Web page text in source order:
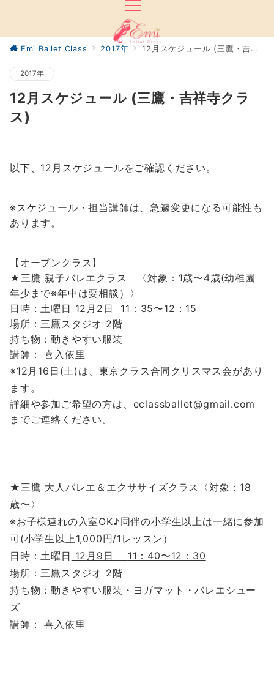
Emi Ballet Class 2017年 12月スケジュール (三鷹・吉祥寺クラス)
2017年
12月スケジュール (三鷹・吉祥寺クラ
ス)
以下、12月スケジュールをご確認ください。
※スケジュール・担当講師は、急遽変更になる可能性も
あります。
【オープンクラス】
★三鷹 親子バレエクラス 〈対象：1歳〜4歳(幼稚園
年少まで※年中は要相談）〉
日時：土曜日 12 月2日 11：35〜12：15
場所：三鷹スタジオ 2階
持ち物：動きやすい服装
講師： 喜入依里
※12月16日(土)は、東京クラス合同クリスマス会があり
ます。
詳細や参加ご希望の方は、eclassballet@gmail.com
までご連絡ください。
★三鷹 大人バレエ＆エクササイズクラス
〈対象：18
歳〜〉
※お子様連れの入室OK♪同伴の小学生以上は一緒に参加
可(小学生以上1,000円/1レッスン）
日時：土曜日 12 月9日 11：40〜12：30
場所：三鷹スタジオ 2階
持ち物：動きやすい服装・ヨガマット・バレエシュー
ズ
講師： 喜入依里